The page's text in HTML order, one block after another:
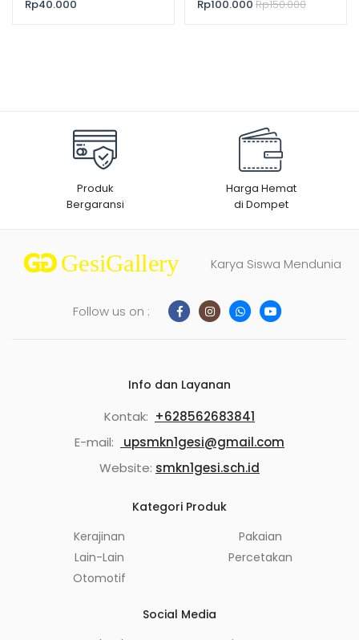
Rp40.000 Rp100.000 Rp150.000
Produk
Bergaransi
Harga Hemat
di Dompet
Karya Siswa Mendunia
Follow us on :
Info dan Layanan
Kontak: +628562683841
E-mail:
upsmkn1gesi@gmail.com
Website: smkn1gesi.sch.id
Kategori Produk
Kerajinan
Lain-Lain
Otomotif
Pakaian
Percetakan
Social Media